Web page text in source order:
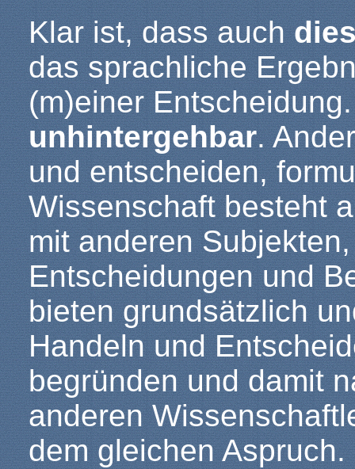
Klar ist, dass auch
das sprachliche
(m)einer
unhintergehbar.
und entscheiden,
Wissenschaft besteht
mit anderen
Entscheidungen und
bieten grundsätzlich
Handeln und
begründen und damit
anderen
dem gleichen Aspruch.